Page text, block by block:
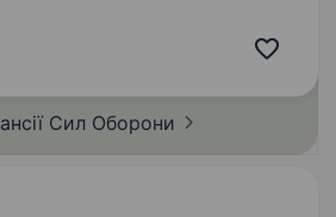
функціонування інженерних
Сил Оборони